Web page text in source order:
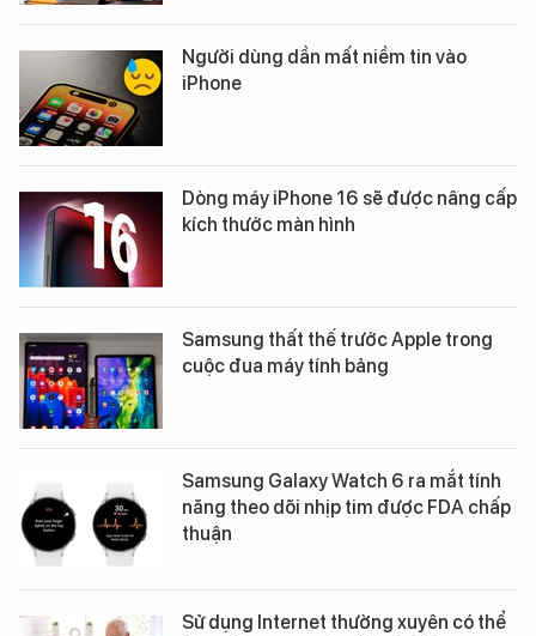
Người dùng dần mất niềm tin vào
iPhone
Dòng máy iPhone 16 sẽ được nâng cấp
kích thước màn hình
Samsung thất thế trước Apple trong
cuộc đua máy tính bảng
Samsung Galaxy Watch 6 ra mắt tính
năng theo dõi nhịp tim được FDA chấp
thuận
Sử dụng Internet thường xuyên có thể